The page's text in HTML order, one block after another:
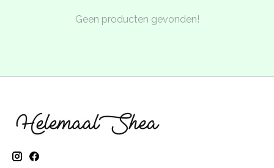
Geen producten gevonden!